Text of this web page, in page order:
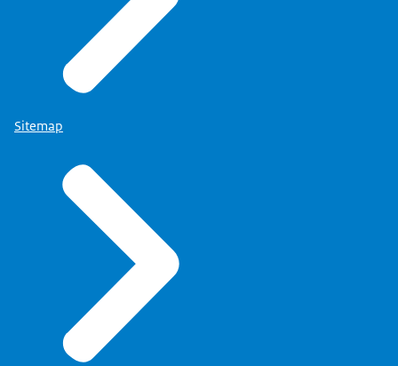
niet ten goede gekomen zijn, want dat
had alleen maar meer gevechten
opgeleverd. De zittende DG's waren
project-DG kwam. Helaas ben ik bang
tegen de komst van een project-DG.
Niets persoonlijks, maar tegen het
feit. Zij konden dat toch ook doen
vanuit de lijn? Dat samenwerken. Je
merkt wel dat een heleboel mensen
binnen zo'n departement het leuk
vinden om uitgeleend te worden aan
Sitemap